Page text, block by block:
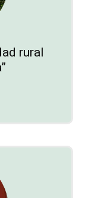
rural